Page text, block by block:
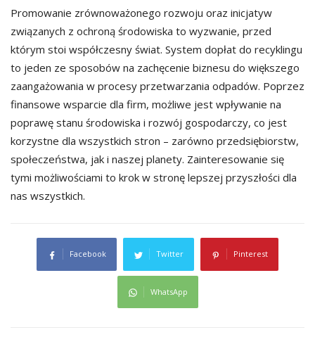
Promowanie zrównoważonego rozwoju oraz inicjatyw
związanych z ochroną środowiska to wyzwanie, przed
którym stoi współczesny świat. System dopłat do recyklingu
to jeden ze sposobów na zachęcenie biznesu do większego
zaangażowania w procesy przetwarzania odpadów. Poprzez
finansowe wsparcie dla firm, możliwe jest wpływanie na
poprawę stanu środowiska i rozwój gospodarczy, co jest
korzystne dla wszystkich stron – zarówno przedsiębiorstw,
społeczeństwa, jak i naszej planety. Zainteresowanie się
tymi możliwościami to krok w stronę lepszej przyszłości dla
nas wszystkich.
Facebook Twitter Pinterest
WhatsApp